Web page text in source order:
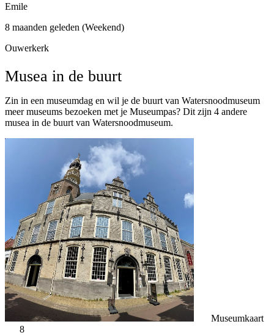
Emile
8 maanden geleden (Weekend)
Ouwerkerk
Musea in de buurt
Zin in een museumdag en wil je de buurt van Watersnoodmuseum
meer museums bezoeken met je Museumpas? Dit zijn 4 andere
musea in de buurt van Watersnoodmuseum.
Museumkaart
8